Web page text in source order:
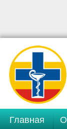
Главная О